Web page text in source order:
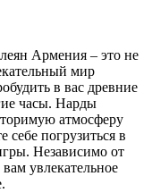
Армения – это не
мир
в вас древние
часы. Нарды
атмосферу
себе погрузиться в
Независимо от
увлекательное